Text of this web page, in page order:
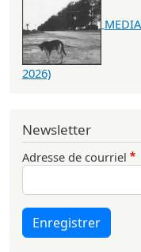
2026)
Newsletter
Adresse de courriel
Enregistrer